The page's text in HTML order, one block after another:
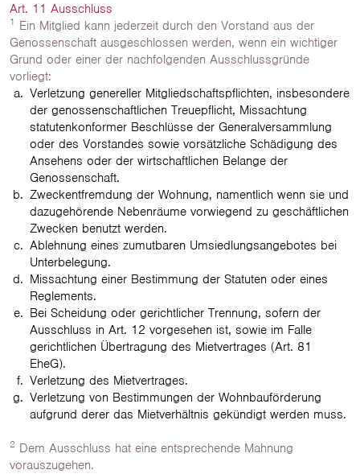
Art. 11 Ausschluss
1 Ein Mitglied kann jederzeit durch den Vorstand aus der
Genossenschaft ausgeschlossen werden, wenn ein wichtiger
Grund oder einer der nachfolgenden Ausschlussgründe
vorliegt:
Verletzung genereller Mitgliedschaftspflichten, insbesondere
der genossenschaftlichen Treuepflicht, Missachtung
statutenkonformer Beschlüsse der Generalversammlung
oder des Vorstandes sowie vorsätzliche Schädigung des
Ansehens oder der wirtschaftlichen Belange der
Genossenschaft.
Zweckentfremdung der Wohnung, namentlich wenn sie und
dazugehörende Nebenräume vorwiegend zu geschäftlichen
Zwecken benutzt werden.
Ablehnung eines zumutbaren Umsiedlungsangebotes bei
Unterbelegung.
Missachtung einer Bestimmung der Statuten oder eines
Reglements.
Bei Scheidung oder gerichtlicher Trennung, sofern der
Ausschluss in Art. 12 vorgesehen ist, sowie im Falle
gerichtlichen Übertragung des Mietvertrages (Art. 81
EheG).
Verletzung des Mietvertrages.
Verletzung von Bestimmungen der Wohnbauförderung
aufgrund derer das Mietverhältnis gekündigt werden muss.
2 Dem Ausschluss hat eine entsprechende Mahnung
vorauszugehen.